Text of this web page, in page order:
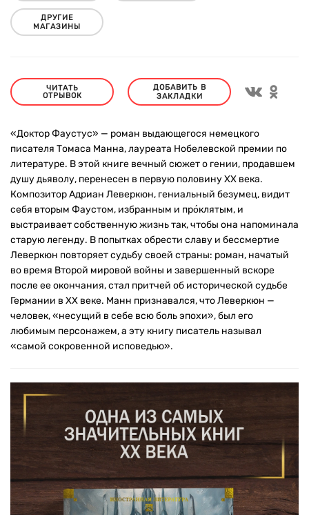
ДРУГИЕ
МАГАЗИНЫ
ЧИТАТЬ
ОТРЫВОК
ДОБАВИТЬ В
ЗАКЛАДКИ
«Доктор Фаустус» — роман выдающегося немецкого
писателя Томаса Манна, лауреата Нобелевской премии по
литературе. В этой книге вечный сюжет о гении, продавшем
душу дьяволу, перенесен в первую половину XX века.
Композитор Адриан Леверкюн, гениальный безумец, видит
себя вторым Фаустом, избранным и про́клятым, и
выстраивает собственную жизнь так, чтобы она напоминала
старую легенду. В попытках обрести славу и бессмертие
Леверкюн повторяет судьбу своей страны: роман, начатый
во время Второй мировой войны и завершенный вскоре
после ее окончания, стал притчей об исторической судьбе
Германии в XX веке. Манн признавался, что Леверкюн —
человек, «несущий в себе всю боль эпохи», был его
любимым персонажем, а эту книгу писатель называл
«самой сокровенной исповедью».